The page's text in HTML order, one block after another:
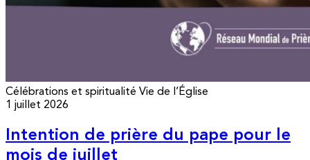
Célébrations et spiritualité Vie de l’Église
1 juillet 2026
Intention de prière du pape pour le
mois de juillet